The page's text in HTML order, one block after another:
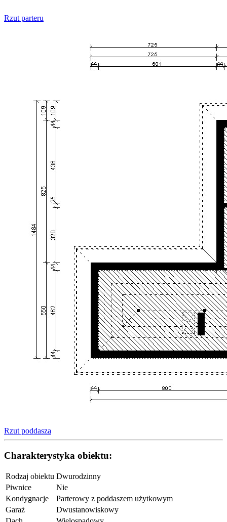
Rzut parteru
Rzut poddasza
Charakterystyka obiektu:
Rodzaj obiektu Dwurodzinny
Piwnice
Nie
Kondygnacje
Parterowy z poddaszem użytkowym
Garaż
Dwustanowiskowy